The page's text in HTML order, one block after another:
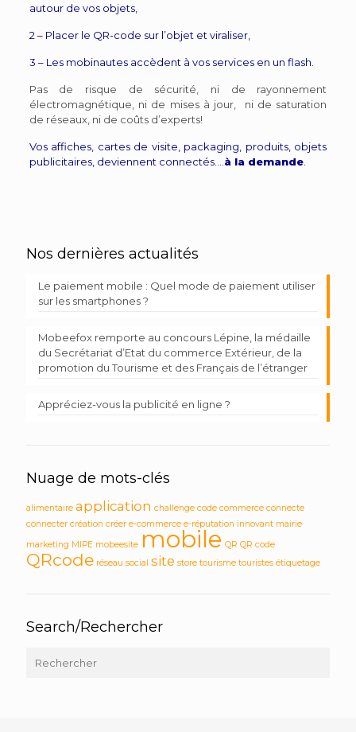
autour de vos objets,
2 – Placer le QR-code sur l’objet et viraliser,
3 – Les mobinautes accèdent à vos services en un flash.
Pas de risque de sécurité, ni de rayonnement
électromagnétique, ni de mises à jour, ni de saturation
de réseaux, ni de coûts d’experts!
Vos affiches, cartes de visite, packaging, produits, objets
publicitaires, deviennent connectés…. à la demande.
Nos dernières actualités
Le paiement mobile : Quel mode de paiement utiliser
sur les smartphones ?
Mobeefox remporte au concours Lépine, la médaille
du Secrétariat d’Etat du commerce Extérieur, de la
promotion du Tourisme et des Français de l’étranger
Appréciez-vous la publicité en ligne ?
Nuage de mots-clés
alimentaire application challenge code commerce connecte
connecter création créer e-commerce e-réputation innovant mairie
marketing MIPE mobeesite mobile QR QR code
QRcode réseau social site store tourisme touristes étiquetage
Search/Rechercher